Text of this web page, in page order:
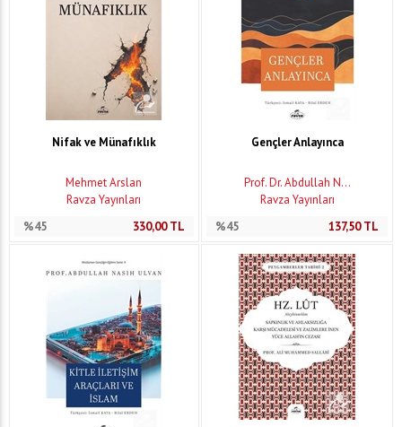
Nifak ve Münafıklık
Mehmet Arslan
Ravza Yayınları
%45
330,00TL
Gençler Anlayınca
Prof. Dr. Abdullah N...
Ravza Yayınları
%45
137,50TL